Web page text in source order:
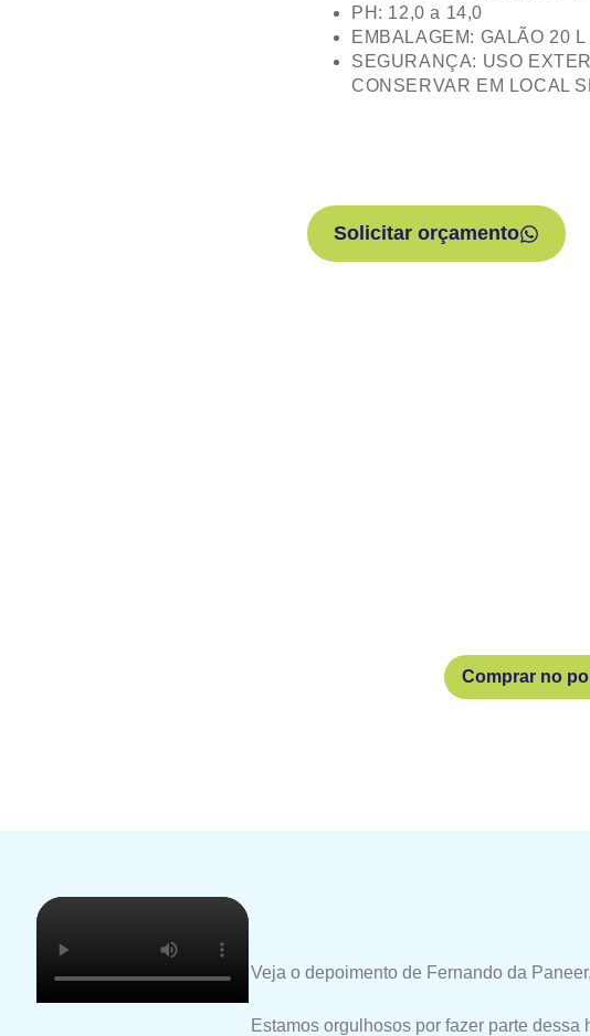
PH: 12,0 a 14,0
EMBALAGEM: GALÃO 20 L
SEGURANÇA: USO
CONSERVAR EM LOCAL
Solicitar orçamento
Comprar no
Veja o depoimento de Fernando da
Estamos orgulhosos por fazer parte